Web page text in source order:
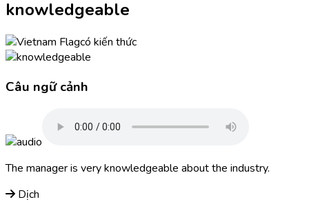
knowledgeable
có kiến thức
Câu ngữ cảnh
The manager is very knowledgeable about the industry.
Dịch